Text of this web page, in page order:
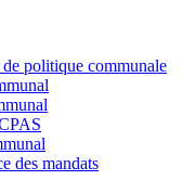
politique communale
des mandats